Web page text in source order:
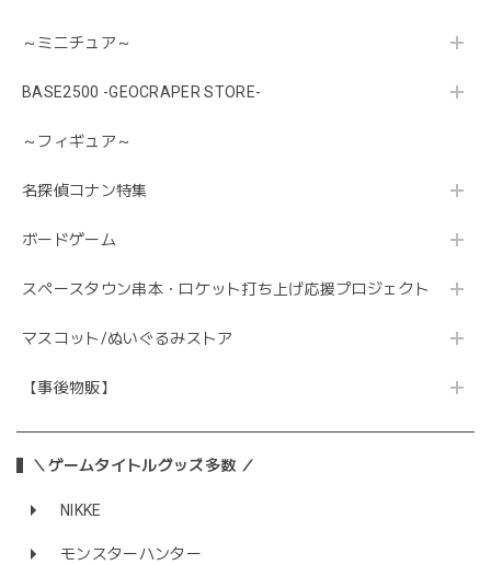
～ミニチュア～
BASE2500 -GEOCRAPER STORE-
～フィギュア～
名探偵コナン特集
ボードゲーム
スペースタウン串本・ロケット打ち上げ応援プロジェクト
マスコット/ぬいぐるみストア
【事後物販】
＼ゲームタイトルグッズ多数 ／
NIKKE
モンスターハンター